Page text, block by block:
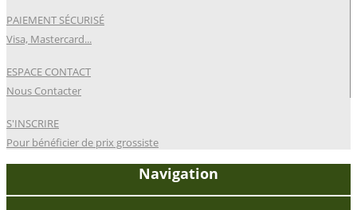
PAIEMENT SÉCURISÉ
Visa, Mastercard...
ESPACE CONTACT
Nous Contacter
S'INSCRIRE
Pour bénéficier de prix grossiste
Navigation